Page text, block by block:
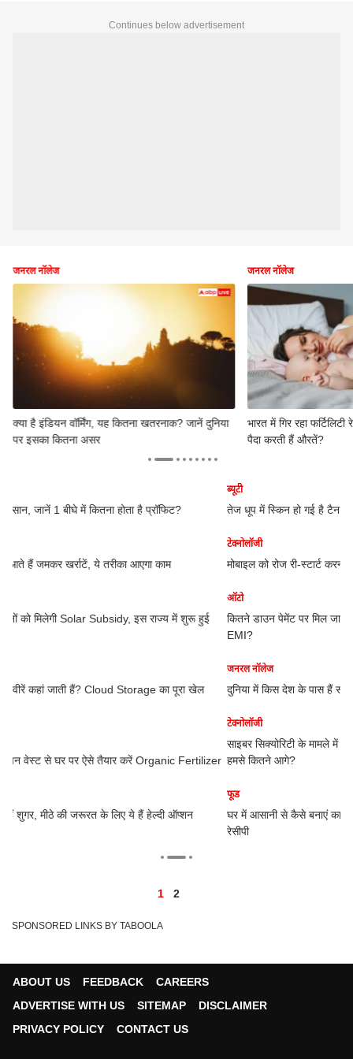
Continues below advertisement
जनरल नॉलेज
क्या है इंडियन वॉर्मिंग, यह कितना खतरनाक? जानें दुनिया
पर इसका कितना असर
जनरल नॉलेज
भारत में गिर रहा
पैदा करती हैं औरतें?
तेज धूप में स्किन हो गई है टैन? घर पर बना ये फेस पैक करेगा हीलिंग में मदद
मोबाइल को रोज री-स्टार्ट करना चाहिए या नहीं? जान लीजिए जवाब
कितने डाउन पेमेंट पर मिल जाएगी Tata Tiago EV, जानें हर महीने कितनी पड़ेगी
दुनिया में किस देश के पास हैं सबसे ज्यादा हीरे, जानें वह कितना अमीर?
साइबर सिक्योरिटी के मामले में भारत की रैंकिंग कितनी, इस मामले में अमेरिका-यूरोप
हमसे कितने आगे?
घर में आसानी से कैसे बनाएं कानपुर के फेमस मोहन खस्ते, एक क्लिक में जान लीजिए
1 2
SPONSORED LINKS BY TABOOLA
ABOUT US FEEDBACK
CAREERS
ADVERTISE WITH US
SITEMAP
DISCLAIMER
PRIVACY POLICY
CONTACT US